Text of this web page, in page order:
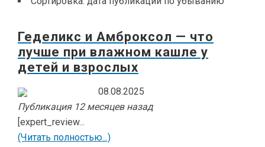
Геделикс и Амброксол — что
лучше при влажном кашле у
детей и взрослых
08.08.2025
Публикация 12 месяцев назад
[expert_review...
(Читать полностью...)